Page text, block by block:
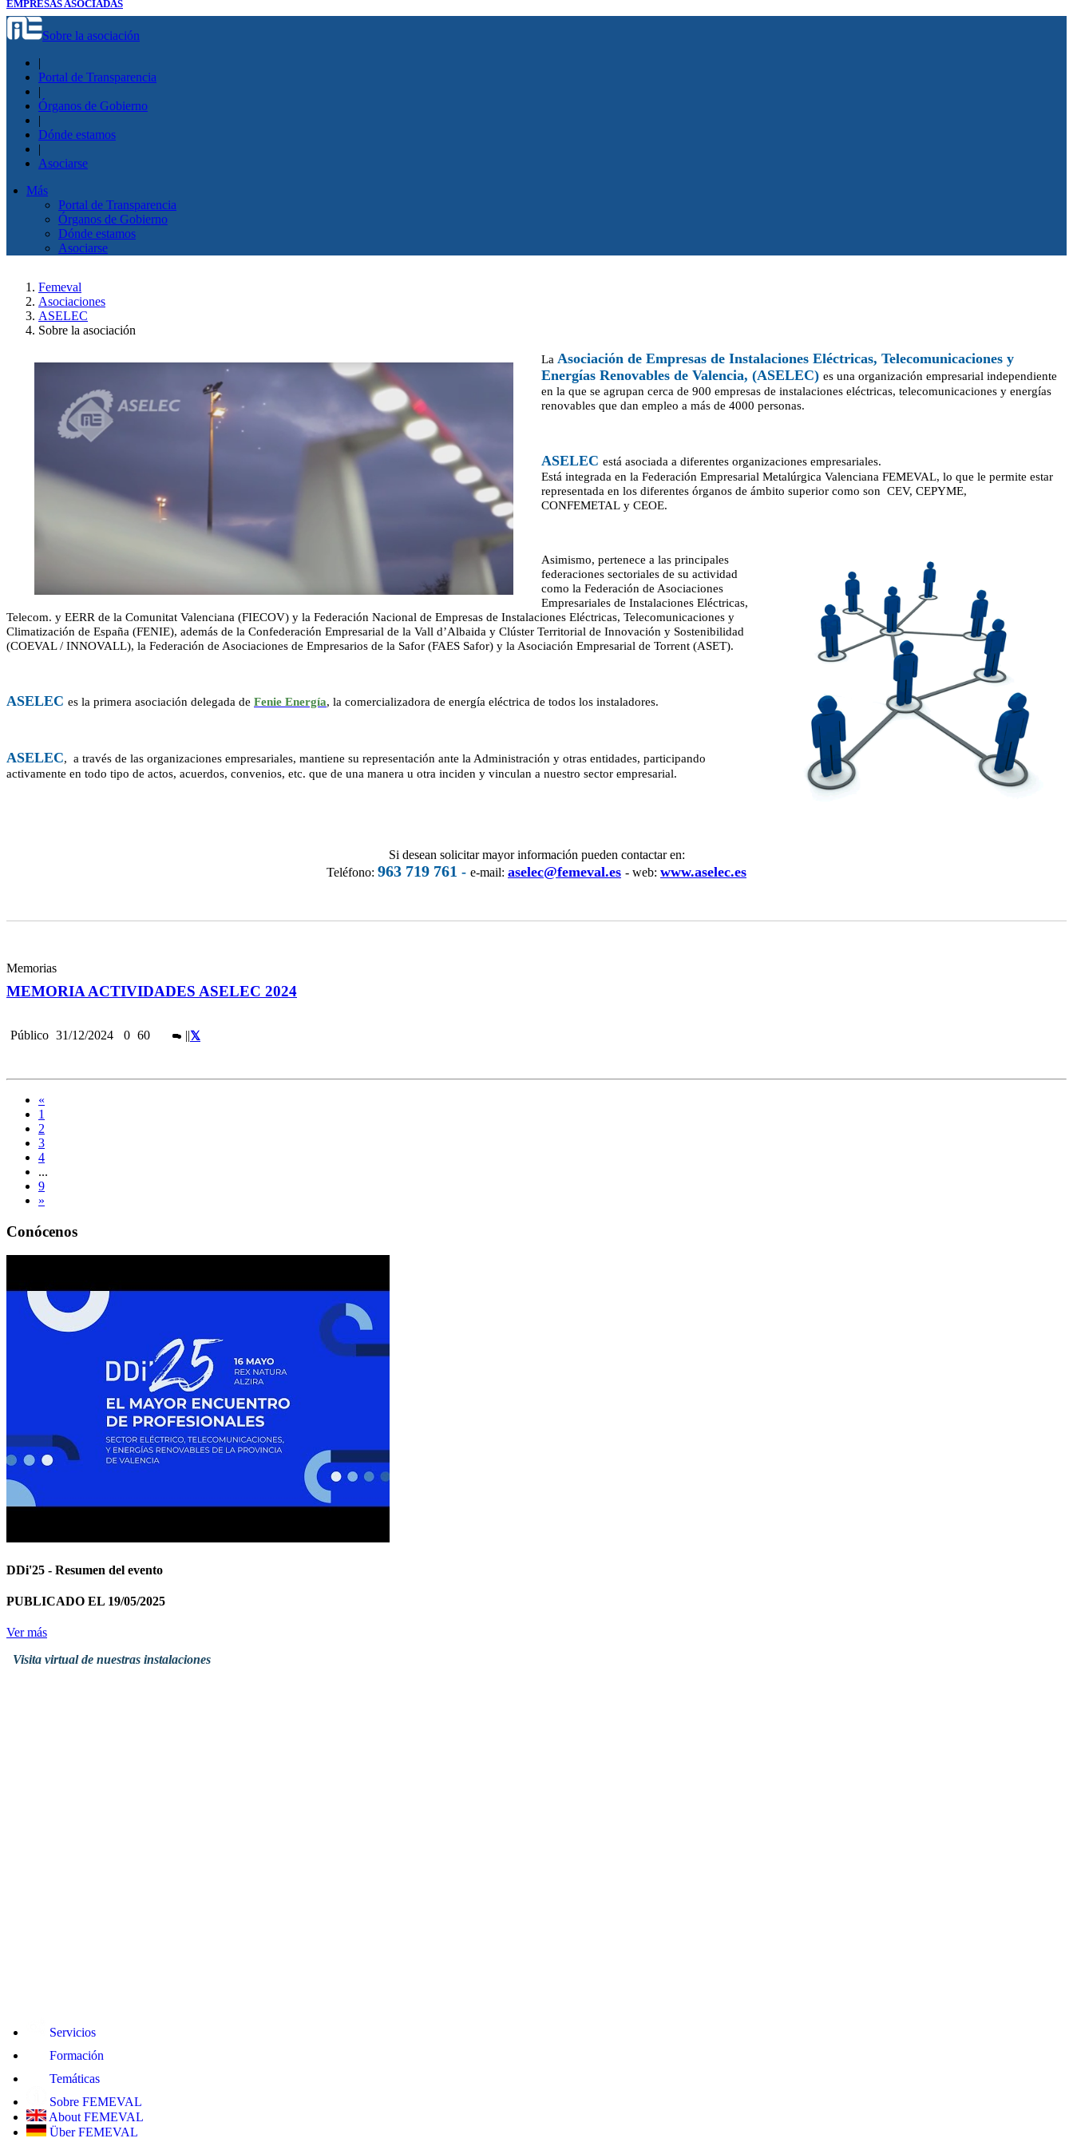
EMPRESAS ASOCIADAS
Sobre la asociación
Portal de Transparencia
Órganos de Gobierno
Dónde estamos
Asociarse
Más
Portal de Transparencia
Órganos de Gobierno
Dónde estamos
Asociarse
Femeval
Asociaciones
ASELEC
Sobre la asociación
La Asociación de Empresas de Instalaciones Eléctricas, Telecomunicaciones y
Energías Renovables de Valencia, (ASELEC) es una organización empresarial independiente
en la que se agrupan cerca de 900 empresas de instalaciones eléctricas, telecomunicaciones y energías
renovables que dan empleo a más de 4000 personas.
ASELEC está asociada a diferentes organizaciones empresariales.
Está integrada en la Federación Empresarial Metalúrgica Valenciana FEMEVAL, lo que le permite estar
representada en los diferentes órganos de ámbito superior como son CEV, CEPYME,
CONFEMETAL y CEOE.
Asimismo, pertenece a las principales
federaciones sectoriales de su actividad
como la Federación de Asociaciones
Empresariales de Instalaciones Eléctricas,
Telecom. y EERR de la Comunitat Valenciana (FIECOV) y la Federación Nacional de Empresas de Instalaciones Eléctricas, Telecomunicaciones y
Climatización de España (FENIE), además de la Confederación Empresarial de la Vall d’Albaida y Clúster Territorial de Innovación y Sostenibilidad
(COEVAL / INNOVALL), la Federación de Asociaciones de Empresarios de la Safor (FAES Safor) y la Asociación Empresarial de Torrent (ASET).
ASELEC es la primera asociación delegada de Fenie Energía, la comercializadora de energía eléctrica de todos los instaladores.
ASELEC, a través de las organizaciones empresariales, mantiene su representación ante la Administración y otras entidades, participando
activamente en todo tipo de actos, acuerdos, convenios, etc. que de una manera u otra inciden y vinculan a nuestro sector empresarial.
Si desean solicitar mayor información pueden contactar en:
Teléfono: 963 719 761 - e-mail: aselec@femeval.es - web: www.aselec.es
Memorias
MEMORIA ACTIVIDADES ASELEC 2024
Público 31/12/2024 0 60 ||
«
1
2
3
4
...
9
»
Conócenos
DDi'25 - Resumen del evento
PUBLICADO EL 19/05/2025
Ver más
Visita virtual de nuestras instalaciones
Servicios
Formación
Temáticas
Sobre FEMEVAL
About FEMEVAL
Über FEMEVAL